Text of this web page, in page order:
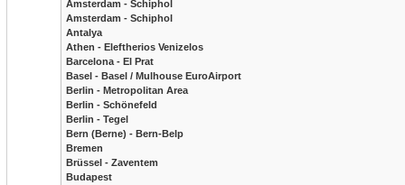
Amsterdam - Schiphol
Amsterdam - Schiphol
Antalya
Athen - Eleftherios Venizelos
Barcelona - El Prat
Basel - Basel / Mulhouse EuroAirport
Berlin - Metropolitan Area
Berlin - Schönefeld
Berlin - Tegel
Bern (Berne) - Bern-Belp
Bremen
Brüssel - Zaventem
Budapest